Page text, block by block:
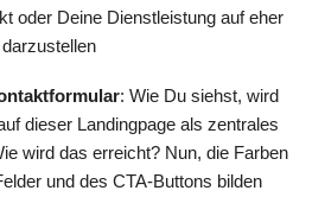
oder Deine Dienstleistung auf eher
: Wie Du siehst, wird
dieser Landingpage als zentrales
wird das erreicht? Nun, die Farben
und des CTA-Buttons bilden